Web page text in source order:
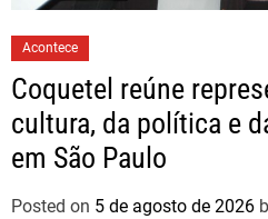
Acontece
Coquetel reúne
cultura, da política e
em São Paulo
Posted on 5 de agosto de 2026